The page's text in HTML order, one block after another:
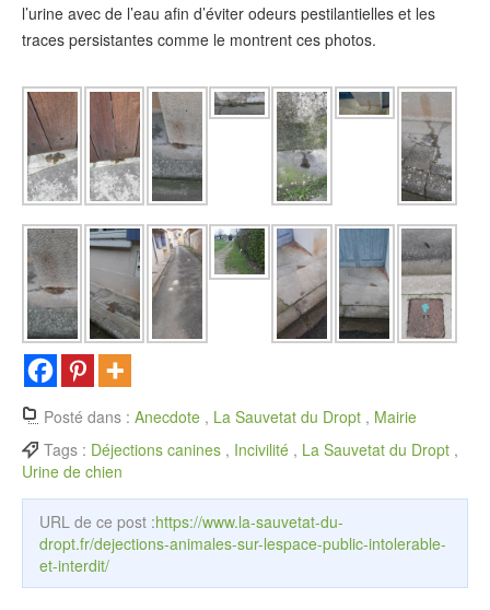
l’urine avec de l’eau afin d’éviter odeurs pestilantielles et les
traces persistantes comme le montrent ces photos.
Posté dans : Anecdote , La Sauvetat du Dropt , Mairie
Tags : Déjections canines , Incivilité , La Sauvetat du Dropt ,
Urine de chien
URL de ce post :https://www.la-sauvetat-du-
dropt.fr/dejections-animales-sur-lespace-public-intolerable-
et-interdit/